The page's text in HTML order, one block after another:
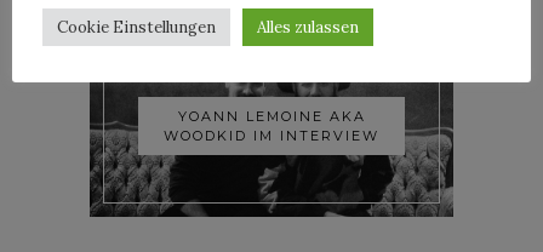
YOANN LEMOINE AKA
WOODKID IM INTERVIEW
Cookie Einstellungen Alles zulassen